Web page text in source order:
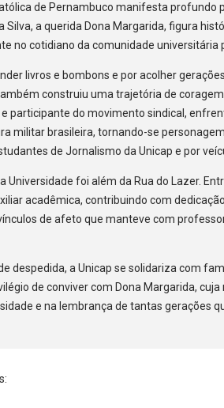
de Pernambuco manifesta profundo
Silva, a querida Dona Margarida, figura
no cotidiano da comunidade universitária
livros e bombons e por acolher
construiu uma trajetória de
participante do movimento sindical,
militar brasileira, tornando-se
de Jornalismo da Unicap e por
Universidade foi além da Rua do Lazer.
acadêmica, contribuindo com
de afeto que manteve com
despedida, a Unicap se solidariza com
de conviver com Dona Margarida,
e na lembrança de tantas gerações